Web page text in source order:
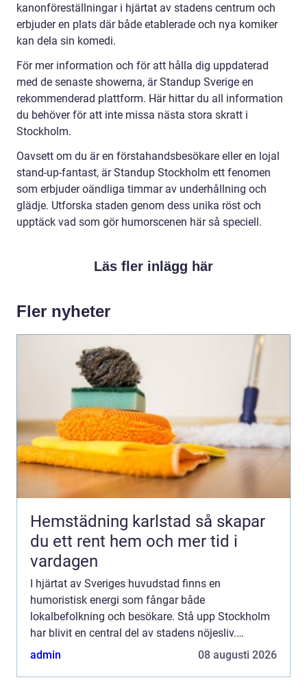
kanonföreställningar i hjärtat av stadens centrum och
erbjuder en plats där både etablerade och nya komiker
kan dela sin komedi.
För mer information och för att hålla dig uppdaterad
med de senaste showerna, är Standup Sverige en
rekommenderad plattform. Här hittar du all information
du behöver för att inte missa nästa stora skratt i
Stockholm.
Oavsett om du är en förstahandsbesökare eller en lojal
stand-up-fantast, är Standup Stockholm ett fenomen
som erbjuder oändliga timmar av underhållning och
glädje. Utforska staden genom dess unika röst och
upptäck vad som gör humorscenen här så speciell.
Läs fler inlägg här
Fler nyheter
Hemstädning karlstad så skapar
du ett rent hem och mer tid i
vardagen
I hjärtat av Sveriges huvudstad finns en
humoristisk energi som fångar både
lokalbefolkning och besökare. Stå upp Stockholm
har blivit en central del av stadens nöjesliv.
Comedy-klubbar här lockar med sina m&arin...
admin 08 augusti 2026